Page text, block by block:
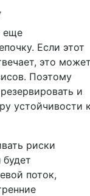
еще
Если этот
это
Поэтому
и
устойчивости
риски
поток,